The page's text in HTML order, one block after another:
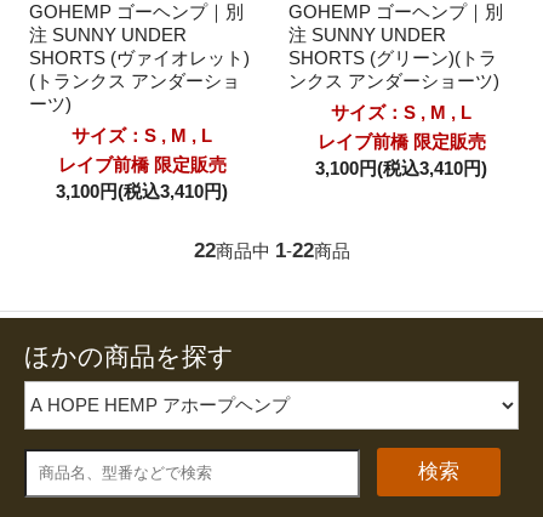
GOHEMP ゴーヘンプ｜別
注 SUNNY UNDER
SHORTS (ヴァイオレット)
(トランクス アンダーショ
ーツ)
サイズ：S , M , L
レイブ前橋 限定販売
3,100円(税込3,410円)
GOHEMP ゴーヘンプ｜別
注 SUNNY UNDER
SHORTS (グリーン)(トラ
ンクス アンダーショーツ)
サイズ：S , M , L
レイブ前橋 限定販売
3,100円(税込3,410円)
22商品中 1-22商品
ほかの商品を探す
検索